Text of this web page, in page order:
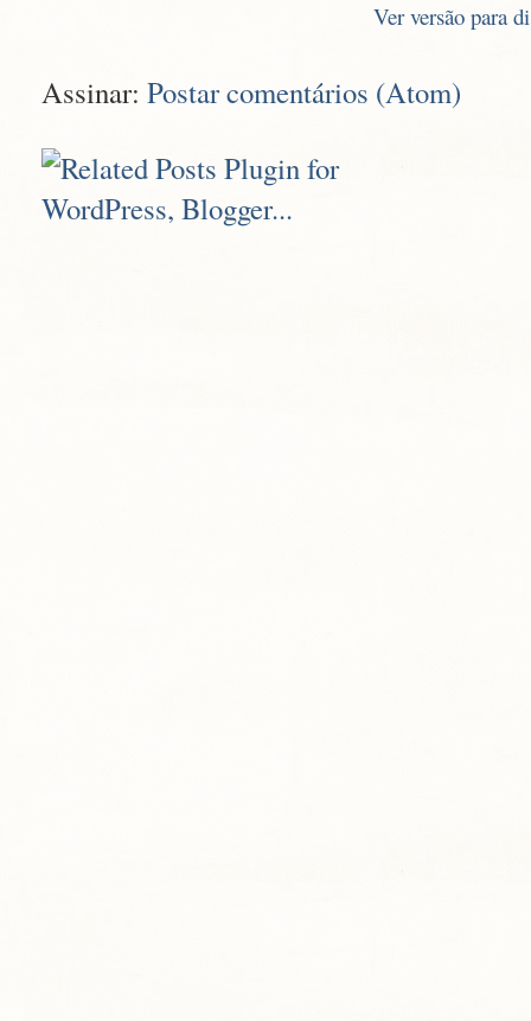
Ver versão para
Assinar: Postar comentários (Atom)